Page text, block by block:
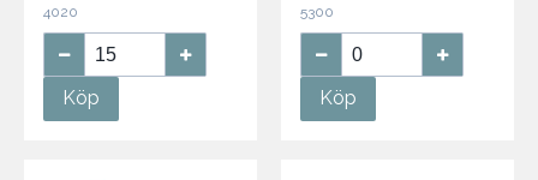
4020
Köp
5300
Köp